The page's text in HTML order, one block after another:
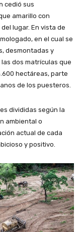
cedió sus
amarillo con
lugar. En vista de
en el cual se
desmontadas y
dos matrículas que
hectáreas, parte
de los puesteros.
divididas según la
ambiental o
actual de cada
y positivo.